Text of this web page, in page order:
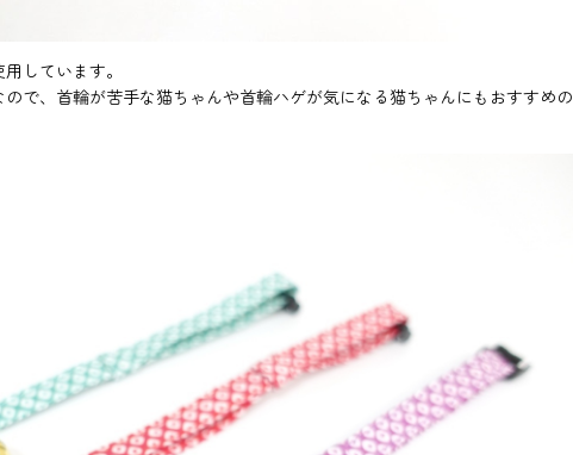
しています。
で、首輪が苦手な猫ちゃんや首輪ハゲが気になる猫ちゃんにもおすすめの